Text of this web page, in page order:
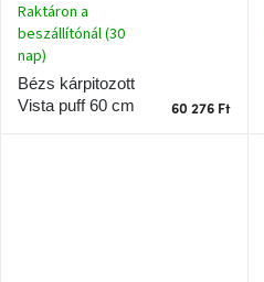
Bézs kárpitozott
Vista puff 60 cm
Raktáron a
beszállítónál (30
nap)
60 276 Ft